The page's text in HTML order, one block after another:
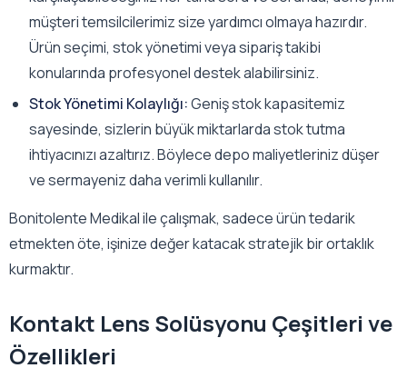
müşteri temsilcilerimiz size yardımcı olmaya hazırdır.
Ürün seçimi, stok yönetimi veya sipariş takibi
konularında profesyonel destek alabilirsiniz.
Stok Yönetimi Kolaylığı:Geniş stok kapasitemiz
sayesinde, sizlerin büyük miktarlarda stok tutma
ihtiyacınızı azaltırız. Böylece depo maliyetleriniz düşer
ve sermayeniz daha verimli kullanılır.
Bonitolente Medikal ile çalışmak, sadece ürün tedarik
etmekten öte, işinize değer katacak stratejik bir ortaklık
kurmaktır.
Kontakt Lens Solüsyonu Çeşitleri ve
Özellikleri